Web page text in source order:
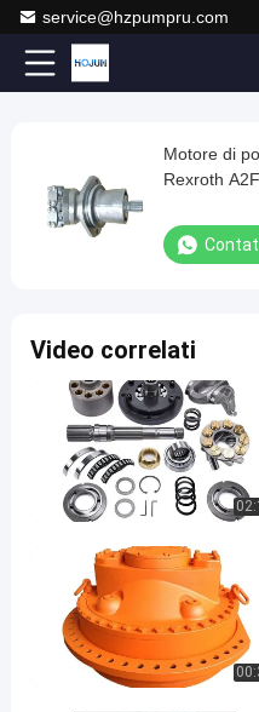
service@hzpumpru.com
Video
di
pompa
A2F
383
/60R-
VZH11
Motore
idraulico
2025-
01-13
#
Motore
Motore di
Rexroth
Video correlati